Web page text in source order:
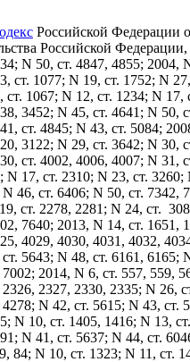
Российской Федерации
Российской
N 50, ст. 4847, 4855; 2004,
ст. 1077; N 19, ст. 1752; N
ст. 1067; N 12, ст. 1234; N
3452; N 45, ст. 4641; N 50,
ст. 4845; N 43, ст. 5084;
3122; N 29, ст. 3642; N 30,
ст. 4002, 4006, 4007; N 31,
N 17, ст. 2310; N 23, ст.
46, ст. 6406; N 50, ст. 7342,
ст. 2278, 2281; N 24, ст.
7640; 2013, N 14, ст. 1651,
4029, 4030, 4031, 4032,
5643; N 48, ст. 6161, 6165;
2014, N 6, ст. 557, 559,
2327, 2330, 2335; N 26,
N 42, ст. 5615; N 43, ст.
N 10, ст. 1405, 1416; N 13,
N 41, ст. 5637; N 44, ст.
84; N 10, ст. 1323; N 11, ст.